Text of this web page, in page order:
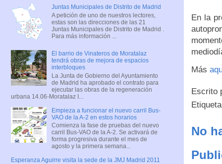
En la
Más
Escrito
No
Juntas Municipales de Distrito de Madrid
A petición de uno de nuestros lectores,
estas son las direcciones de las 21
Juntas Municipales de Distrito de Madrid .
Para más información ...
El barrio de Vinateros de Moratalaz
tendrá obras de mejora de espacios
interbloques
La Junta de Gobierno del Ayuntamiento
de Madrid ha aprobado el contrato para
ejecutar las obras de la regeneración
urbana 14.06-Moratalaz I...
Empieza a funcionar el nuevo carril Bus-
VAO de la A-2 en estos horarios
Comienza la fase de pruebas del nuevo
carril Bus-VAO de la A-2. Se activará de
forma progresiva durante el mes de
agosto y la primera semana...
Esperanza Aguirre visita la sede de la JMJ Madrid 2011